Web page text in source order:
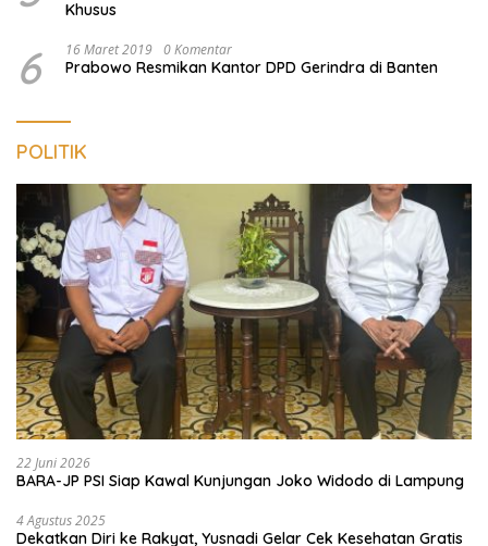
Khusus
6 16 Maret 2019 0 Komentar
Prabowo Resmikan Kantor DPD Gerindra di Banten
POLITIK
22 Juni 2026
BARA-JP PSI Siap Kawal Kunjungan Joko Widodo di Lampung
4 Agustus 2025
Dekatkan Diri ke Rakyat, Yusnadi Gelar Cek Kesehatan Gratis